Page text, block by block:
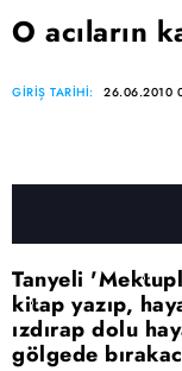
O acıların
GİRİŞ TARİHİ: 26.06.2010
Tanyeli
kitap yazıp,
ızdırap dolu
gölgede